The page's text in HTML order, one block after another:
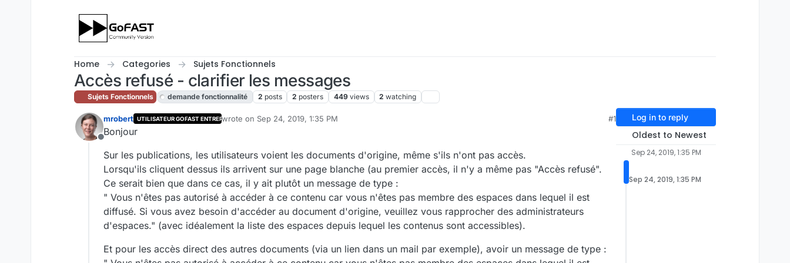
Home Categories Sujets Fonctionnels
Accès refusé - clarifier les messages
Sujets Fonctionnels demande fonctionnalité 2 posts 2 posters 449 views 2 watching
Offline
mrobert UTILISATEUR GOFAST ENTREPRISEwrote on Sep 24, 2019, 1:35 PM
last edited by cpotterSep 28, 2019, 7:15 PM
#1
Bonjour
Sur les publications, les utilisateurs voient les documents d'origine, même s'ils n'ont pas accès.
Lorsqu'ils cliquent dessus ils arrivent sur une page blanche (au premier accès, il n'y a même pas "Accès refusé".
Ce serait bien que dans ce cas, il y ait plutôt un message de type :
" Vous n'êtes pas autorisé à accéder à ce contenu car vous n'êtes pas membre des espaces dans lequel il est
diffusé. Si vous avez besoin d'accéder au document d'origine, veuillez vous rapprocher des administrateurs
d'espaces." (avec idéalement la liste des espaces depuis lequel les contenus sont accessibles).
Et pour les accès direct des autres documents (via un lien dans un mail par exemple), avoir un message de type :
Log in to reply
Oldest to Newest
Sep 24, 2019, 1:35 PM
Sep 24, 2019, 1:35 PM